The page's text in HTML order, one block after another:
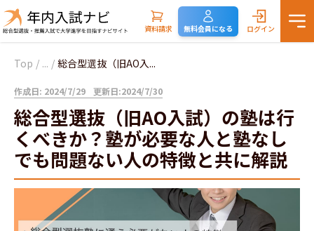
資料請求 無料会員になる ログイン
Top / ... / 総合型選抜（旧AO入...
作成日: 2024/7/29 更新日:2024/7/30
総合型選抜（旧AO入試）の塾は行
くべきか？塾が必要な人と塾なし
でも問題ない人の特徴と共に解説